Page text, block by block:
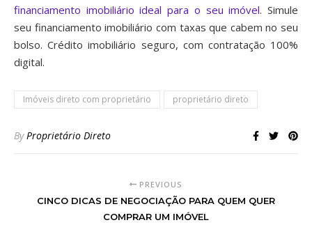
financiamento imobiliário ideal para o seu imóvel. Simule
seu financiamento imobiliário com taxas que cabem no seu
bolso. Crédito imobiliário seguro, com contratação 100%
digital.
Imóveis direto com proprietário proprietário direto
ByProprietário Direto
PREVIOUS
CINCO DICAS DE NEGOCIAÇÃO PARA QUEM QUER
COMPRAR UM IMÓVEL